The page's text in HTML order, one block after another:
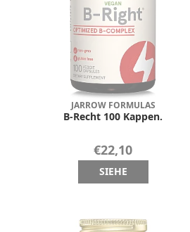
JARROW FORMULAS
B-Recht 100 Kappen.
€22,10
SIEHE